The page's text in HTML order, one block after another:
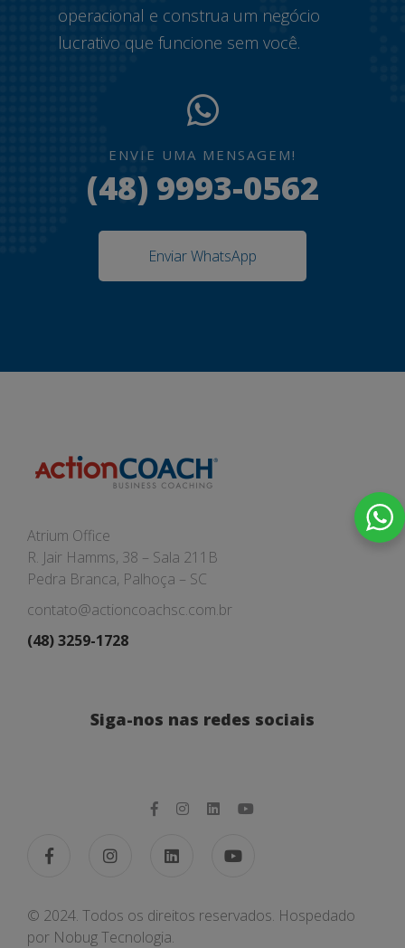
operacional e construa um negócio
lucrativo que funcione sem você.
ENVIE UMA MENSAGEM!
(48) 9993-0562
Enviar WhatsApp
Atrium Office
R. Jair Hamms, 38 – Sala 211B
Pedra Branca, Palhoça – SC
contato@actioncoachsc.com.br
(48) 3259-1728
Siga-nos nas redes sociais
© 2024. Todos os direitos reservados. Hospedado
por Nobug Tecnologia.